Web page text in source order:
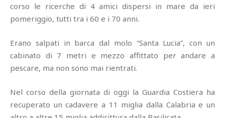
corso le ricerche di 4 amici dispersi in mare da ieri
pomeriggio, tutti tra i 60 e i 70 anni.
Erano salpati in barca dal molo “Santa Lucia”, con un
cabinato di 7 metri e mezzo affittato per andare a
pescare, ma non sono mai rientrati.
Nel corso della giornata di oggi la Guardia Costiera ha
recuperato un cadavere a 11 miglia dalla Calabria e un